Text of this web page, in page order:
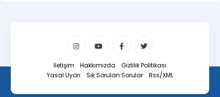
İletişim Hakkımızda
Gizlilik Politikası
Yasal Uyarı
Sık Sorulan Sorular Rss/XML